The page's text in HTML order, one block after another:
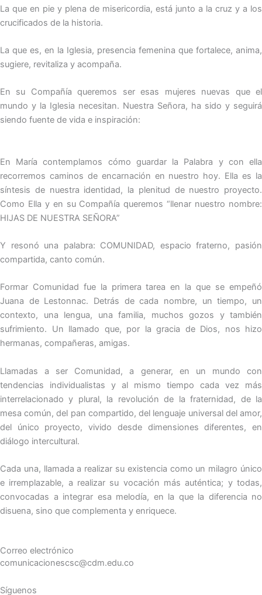
La que en pie y plena de misericordia, está junto a la cruz y a los
crucificados de la historia.
La que es, en la Iglesia, presencia femenina que fortalece, anima,
sugiere, revitaliza y acompaña.
En su Compañía queremos ser esas mujeres nuevas que el
mundo y la Iglesia necesitan. Nuestra Señora, ha sido y seguirá
siendo fuente de vida e inspiración:
En María contemplamos cómo guardar la Palabra y con ella
recorremos caminos de encarnación en nuestro hoy. Ella es la
síntesis de nuestra identidad, la plenitud de nuestro proyecto.
Como Ella y en su Compañía queremos “llenar nuestro nombre:
HIJAS DE NUESTRA SEÑORA”
Y resonó una palabra: COMUNIDAD, espacio fraterno, pasión
compartida, canto común.
Formar Comunidad fue la primera tarea en la que se empeñó
Juana de Lestonnac. Detrás de cada nombre, un tiempo, un
contexto, una lengua, una familia, muchos gozos y también
sufrimiento. Un llamado que, por la gracia de Dios, nos hizo
hermanas, compañeras, amigas.
Llamadas a ser Comunidad, a generar, en un mundo con
tendencias individualistas y al mismo tiempo cada vez más
interrelacionado y plural, la revolución de la fraternidad, de la
mesa común, del pan compartido, del lenguaje universal del amor,
del único proyecto, vivido desde dimensiones diferentes, en
diálogo intercultural.
Cada una, llamada a realizar su existencia como un milagro único
e irremplazable, a realizar su vocación más auténtica; y todas,
convocadas a integrar esa melodía, en la que la diferencia no
disuena, sino que complementa y enriquece.
Correo electrónico
comunicacionescsc@cdm.edu.co
Síguenos